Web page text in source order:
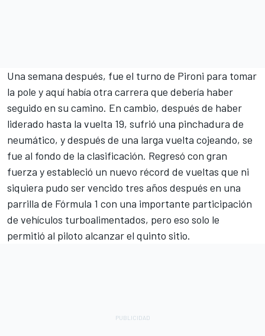
Una semana después, fue el turno de Pironi para tomar
la pole y aquí había otra carrera que debería haber
seguido en su camino. En cambio, después de haber
liderado hasta la vuelta 19, sufrió una pinchadura de
neumático, y después de una larga vuelta cojeando, se
fue al fondo de la clasificación. Regresó con gran
fuerza y estableció un nuevo récord de vueltas que ni
siquiera pudo ser vencido tres años después en una
parrilla de Fórmula 1 con una importante participación
de vehículos turboalimentados, pero eso solo le
permitió al piloto alcanzar el quinto sitio.